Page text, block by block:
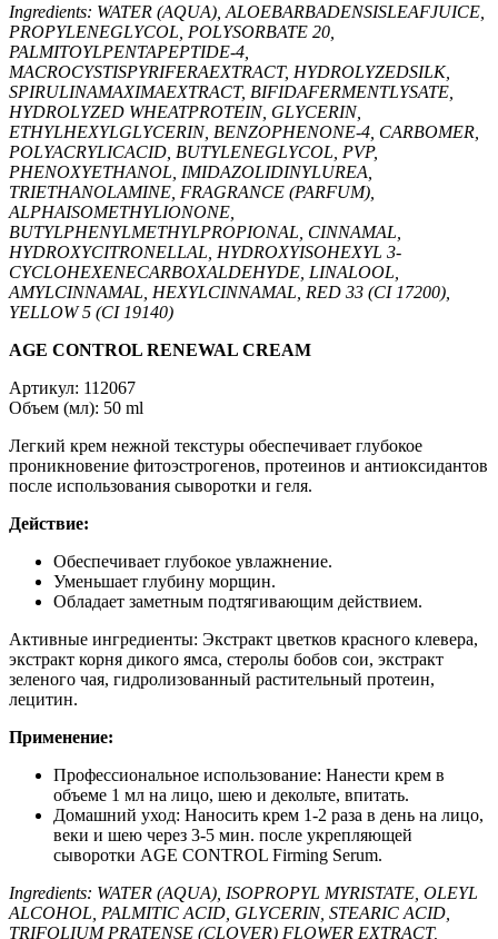
Ingredients: WATER (AQUA), ALOEBARBADENSISLEAFJUICE,
PROPYLENEGLYCOL, POLYSORBATE 20,
PALMITOYLPENTAPEPTIDE-4,
MACROCYSTISPYRIFERAEXTRACT, HYDROLYZEDSILK,
SPIRULINAMAXIMAEXTRACT, BIFIDAFERMENTLYSATE,
HYDROLYZED WHEATPROTEIN, GLYCERIN,
ETHYLHEXYLGLYCERIN, BENZOPHENONE-4, CARBOMER,
POLYACRYLICACID, BUTYLENEGLYCOL, PVP,
PHENOXYETHANOL, IMIDAZOLIDINYLUREA,
TRIETHANOLAMINE, FRAGRANCE (PARFUM),
ALPHAISOMETHYLIONONE,
BUTYLPHENYLMETHYLPROPIONAL, CINNAMAL,
HYDROXYCITRONELLAL, HYDROXYISOHEXYL 3-
CYCLOHEXENECARBOXALDEHYDE, LINALOOL,
AMYLCINNAMAL, HEXYLCINNAMAL, RED 33 (CI 17200),
YELLOW 5 (CI 19140)
AGE CONTROL RENEWAL CREAM
Артикул: 112067
Объем (мл): 50 ml
Легкий крем нежной текстуры обеспечивает глубокое
проникновение фитоэстрогенов, протеинов и антиоксидантов
после использования сыворотки и геля.
Действие:
Обеспечивает глубокое увлажнение.
Уменьшает глубину морщин.
Обладает заметным подтягивающим действием.
Активные ингредиенты: Экстракт цветков красного клевера,
экстракт корня дикого ямса, стеролы бобов сои, экстракт
зеленого чая, гидролизованный растительный протеин,
лецитин.
Применение:
Профессиональное использование: Нанести крем в
объеме 1 мл на лицо, шею и декольте, впитать.
Домашний уход: Наносить крем 1-2 раза в день на лицо,
веки и шею через 3-5 мин. после укрепляющей
сыворотки AGE CONTROL Firming Serum.
Ingredients: WATER (AQUA), ISOPROPYL MYRISTATE, OLEYL
ALCOHOL, PALMITIC ACID, GLYCERIN, STEARIC ACID,
TRIFOLIUM PRATENSE (CLOVER) FLOWER EXTRACT,